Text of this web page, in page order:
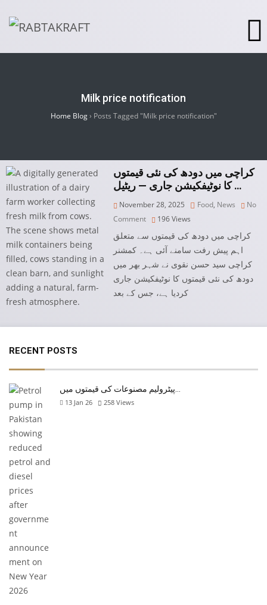
Milk price notification
Home Blog› Posts Tagged "Milk price notification"
کراچی میں دودھ کی نئی قیمتوں
کا نوٹیفکیشن جاری — ریٹیل …
November 28, 2025 Food, News
No
Comment
196Views
کراچی میں دودھ کی قیمتوں سے متعلق
اہم پیش رفت سامنے آئی ہے۔ کمشنر
کراچی سید حسن نقوی نے شہر بھر میں
دودھ کی نئی قیمتوں کا نوٹیفکیشن جاری
کردیا ہے، جس کے بعد
RECENT POSTS
13 Jan 26 258 Views